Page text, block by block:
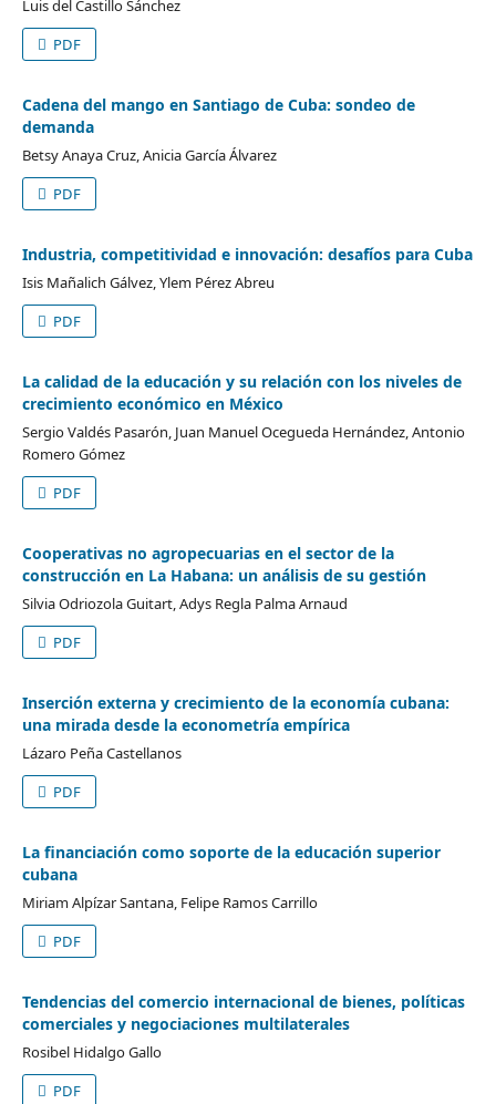
Luis del Castillo Sánchez
PDF
Cadena del mango en Santiago de Cuba: sondeo de
demanda
Betsy Anaya Cruz, Anicia García Álvarez
PDF
Industria, competitividad e innovación: desafíos para Cuba
Isis Mañalich Gálvez, Ylem Pérez Abreu
PDF
La calidad de la educación y su relación con los niveles de
crecimiento económico en México
Sergio Valdés Pasarón, Juan Manuel Ocegueda Hernández, Antonio
Romero Gómez
PDF
Cooperativas no agropecuarias en el sector de la
construcción en La Habana: un análisis de su gestión
Silvia Odriozola Guitart, Adys Regla Palma Arnaud
PDF
Inserción externa y crecimiento de la economía cubana:
una mirada desde la econometría empírica
Lázaro Peña Castellanos
PDF
La financiación como soporte de la educación superior
cubana
Miriam Alpízar Santana, Felipe Ramos Carrillo
PDF
Tendencias del comercio internacional de bienes, políticas
comerciales y negociaciones multilaterales
Rosibel Hidalgo Gallo
PDF